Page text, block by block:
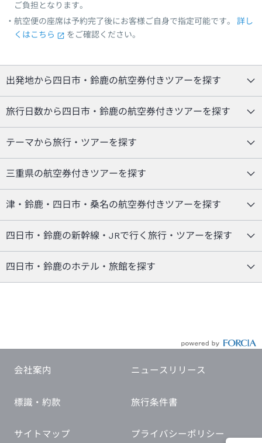
ご負担となります。
航空便の座席は予約完了後にお客様ご自身で指定可能です。
詳し
くはこちら
をご確認ください。
出発地から四日市・鈴鹿の航空券付きツアーを探す
旅行日数から四日市・鈴鹿の航空券付きツアーを探す
テーマから旅行・ツアーを探す
三重県の航空券付きツアーを探す
津・鈴鹿・四日市・桑名の航空券付きツアーを探す
四日市・鈴鹿の新幹線・JRで行く旅行・ツアーを探す
四日市・鈴鹿のホテル・旅館を探す
会社案内 ニュースリリース
標識・約款 旅行条件書
サイトマップ プライバシーポリシー